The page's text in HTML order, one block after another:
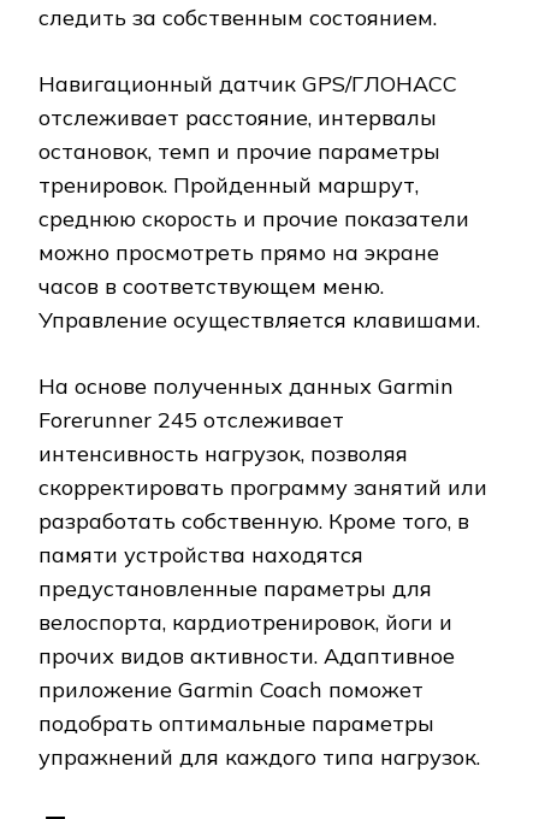
следить за собственным состоянием.
Навигационный датчик GPS/ГЛОНАСС
отслеживает расстояние, интервалы
остановок, темп и прочие параметры
тренировок. Пройденный маршрут,
среднюю скорость и прочие показатели
можно просмотреть прямо на экране
часов в соответствующем меню.
Управление осуществляется клавишами.
На основе полученных данных Garmin
Forerunner 245 отслеживает
интенсивность нагрузок, позволяя
скорректировать программу занятий или
разработать собственную. Кроме того, в
памяти устройства находятся
предустановленные параметры для
велоспорта, кардиотренировок, йоги и
прочих видов активности. Адаптивное
приложение Garmin Coach поможет
подобрать оптимальные параметры
упражнений для каждого типа нагрузок.